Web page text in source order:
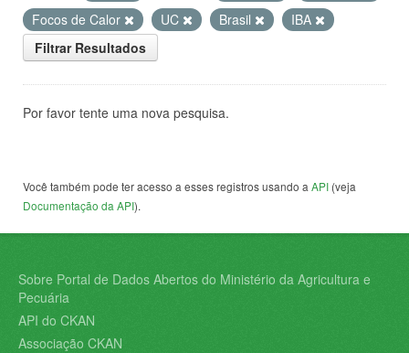
Focos de Calor
UC Brasil
IBA
Filtrar Resultados
Por favor tente uma nova pesquisa.
Você também pode ter acesso a esses registros usando a API (veja
Documentação da API).
Sobre Portal de Dados Abertos do Ministério da Agricultura e
Pecuária
API do CKAN
Associação CKAN